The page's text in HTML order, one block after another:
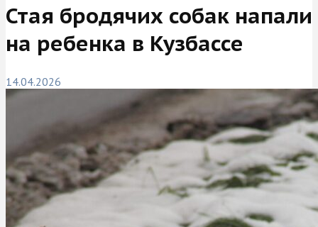
Стая бродячих собак напали
на ребенка в Кузбассе
14.04.2026